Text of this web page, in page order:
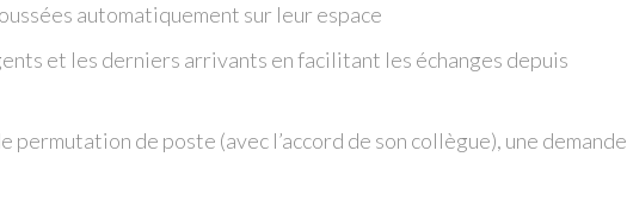
automatiquement sur leur espace
et les derniers arrivants en facilitant les échanges depuis
de poste (avec l’accord de son collègue), une demande